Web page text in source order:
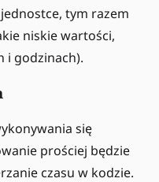
tym razem
niskie wartości,
i godzinach).
się
prościej będzie
czasu w kodzie.